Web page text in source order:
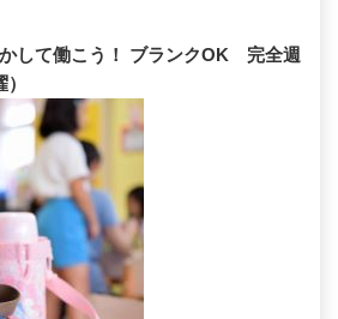
して働こう！ ブランクOK 完全週